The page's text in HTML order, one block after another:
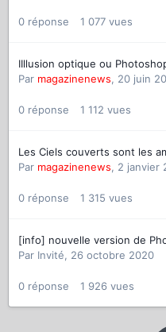
0 réponse 1 077 vues
IIllusion optique ou
Par magazinenews, 20 juin
0 réponse 1 112 vues
Les Ciels couverts sont les
Par magazinenews, 2 janvier
0 réponse 1 315 vues
[info] nouvelle version de
Par Invité, 26 octobre 2020
0 réponse 1 926 vues